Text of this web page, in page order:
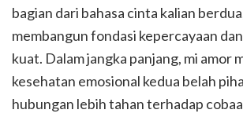
bagian dari bahasa cinta kalian
membangun fondasi kepercayaan
kuat. Dalam jangka panjang, mi amor
kesehatan emosional kedua belah
hubungan lebih tahan terhadap